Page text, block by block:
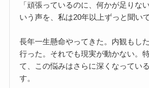
「頑張っているのに、何かが足りな
いう声を、私は20年以上ずっと聞い
長年一生懸命やってきた。内観もし
行った。それでも現実が動かない。
て、この悩みはさらに深くなってい
す。